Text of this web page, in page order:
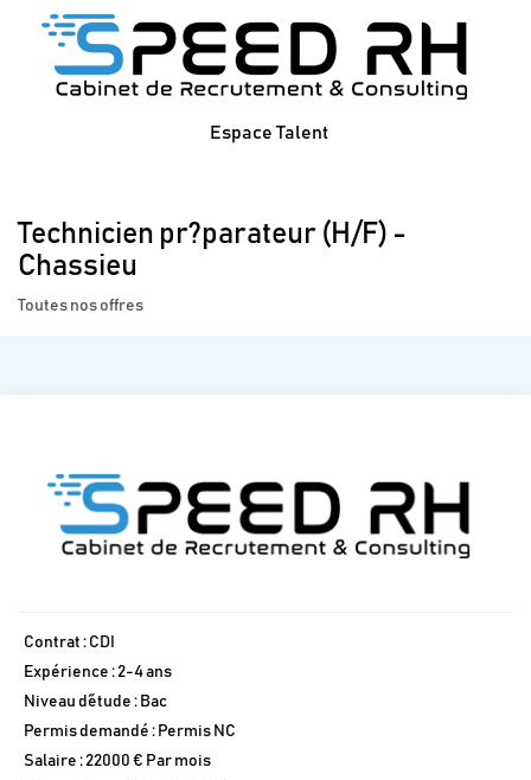
Espace Talent
Technicien pr?parateur (H/F) -
Chassieu
Toutes nos offres
Contrat : CDI
Expérience : 2-4 ans
Niveau d´étude : Bac
Permis demandé : Permis NC
Salaire : 22000 € Par mois